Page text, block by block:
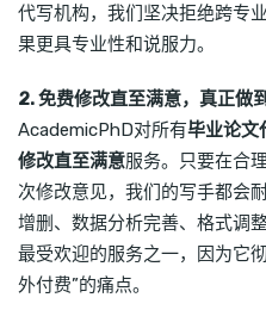
代写机构，我们坚决拒绝跨专
果更具专业性和说服力。
2. 免费修改直至满意，真正做
AcademicPhD对所有毕业论文
修改直至满意服务。只要在合
次修改意见，我们的写手都会
增删、数据分析完善、格式调
最受欢迎的服务之一，因为它
外付费”的痛点。